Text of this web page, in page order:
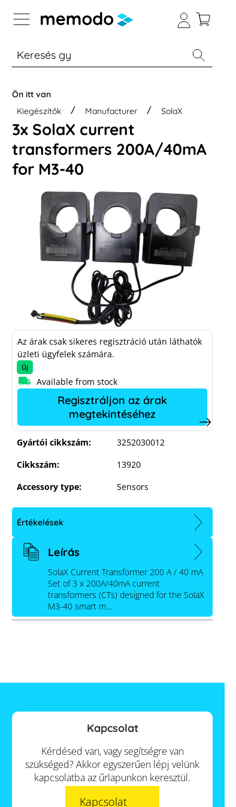
to B2B platform navigation
% Akció Otthoni energiatárolók
Ön itt van
Kiegészítők
Manufacturer SolaX
3x SolaX current
transformers 200A/40mA
for M3-40
3x SolaX current transformers
200A/40mA for M3-40
Gyártói cikkszám:
3252030012
Cikkszám:
13920
Accessory type:
Sensors
Az árak csak sikeres regisztráció után láthatók
üzleti ügyfelek számára.
Új
Available from stock
Regisztráljon az árak
megtekintéséhez
Értékelések
Leírás
SolaX Current Transformer 200 A / 40 mA
Set of 3 x 200A/40mA current
transformers (CTs) designed for the SolaX
M3-40 smart m…
Kapcsolat
Kérdésed van, vagy segítségre van
szükséged? Akkor egyszerűen lépj velünk
kapcsolatba az űrlapunkon keresztül.
Kapcsolat